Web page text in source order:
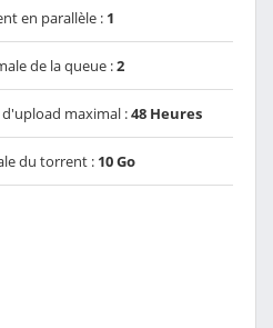
en parallèle : 1
de la queue :2
maximal :48 Heures
du torrent : 10 Go